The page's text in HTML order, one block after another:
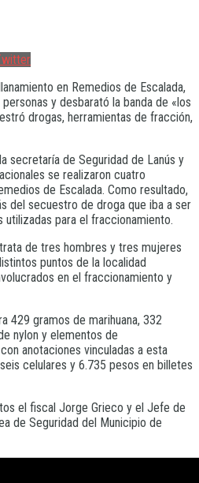
en Remedios de Escalada,
y desbarató la banda de «los
drogas, herramientas de fracción,
secretaría de Seguridad de Lanús y
se realizaron cuatro
de Escalada. Como resultado,
del secuestro de droga que iba a ser
para el fraccionamiento.
de tres hombres y tres mujeres
puntos de la localidad
en el fraccionamiento y
429 gramos de marihuana, 332
nylon y elementos de
anotaciones vinculadas a esta
celulares y 6.735 pesos en billetes
el fiscal Jorge Grieco y el Jefe de
de Seguridad del Municipio de